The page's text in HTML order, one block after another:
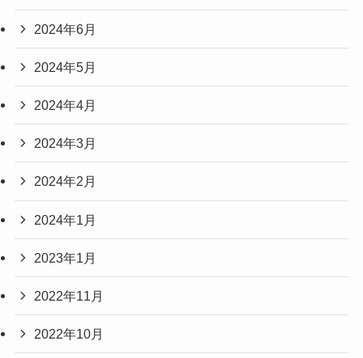
2024年6月
2024年5月
2024年4月
2024年3月
2024年2月
2024年1月
2023年1月
2022年11月
2022年10月